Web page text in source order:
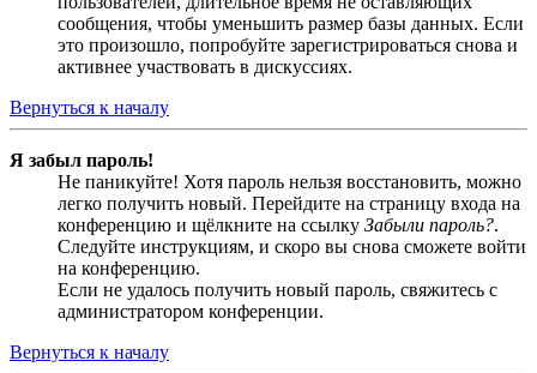
сообщения, чтобы уменьшить размер базы данных. Если
это произошло, попробуйте зарегистрироваться снова и
активнее участвовать в дискуссиях.
Вернуться к началу
Я забыл пароль!
Не паникуйте! Хотя пароль нельзя восстановить, можно
легко получить новый. Перейдите на страницу входа на
конференцию и щёлкните на ссылку Забыли пароль?.
Следуйте инструкциям, и скоро вы снова сможете войти
на конференцию.
Если не удалось получить новый пароль, свяжитесь с
администратором конференции.
Вернуться к началу